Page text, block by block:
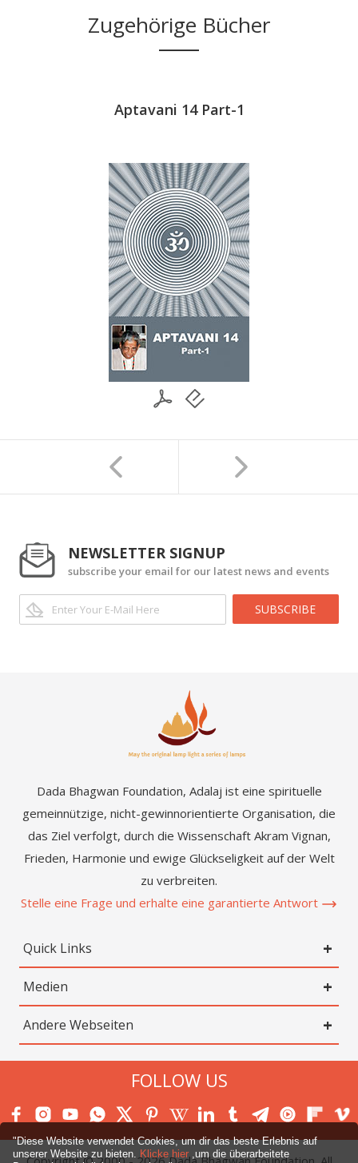
"Diese Website verwendet Cookies, um dir das beste Erlebnis auf
unserer Website zu bieten. Klicke hier ,um die überarbeitete
Zugehörige Bücher
Aptavani 14 Part-1
NEWSLETTER SIGNUP
subscribe your email for our latest news and events
SUBSCRIBE
Dada Bhagwan Foundation, Adalaj ist eine spirituelle
gemeinnützige, nicht-gewinnorientierte Organisation, die
das Ziel verfolgt, durch die Wissenschaft Akram Vignan,
Frieden, Harmonie und ewige Glückseligkeit auf der Welt
zu verbreiten.
Stelle eine Frage und erhalte eine garantierte Antwort
Quick Links
Medien
Andere Webseiten
FOLLOW US